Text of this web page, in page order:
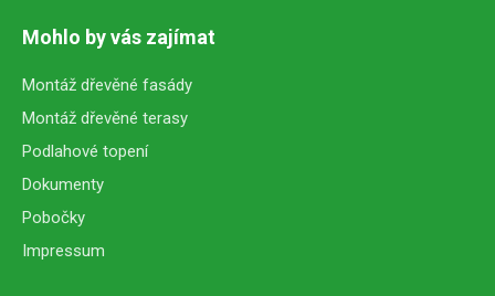
Mohlo by vás zajímat
Montáž dřevěné fasády
Montáž dřevěné terasy
Podlahové topení
Dokumenty
Pobočky
Impressum